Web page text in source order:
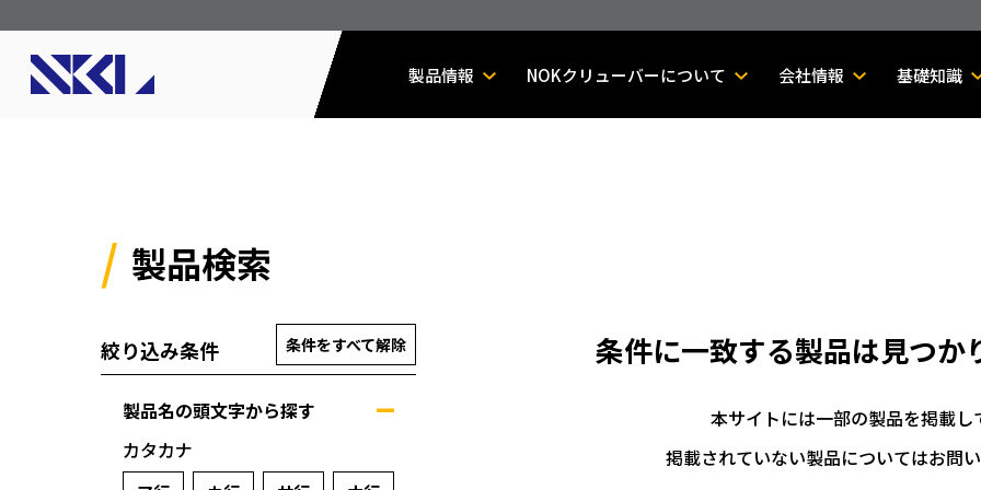
製品情報 NOKクリューバーについて 会社情報 基礎知識
製品検索
絞り込み条件 条件をすべて解除
製品名の頭文字から探す
カタカナ
条件に一致する製品は見つか
本サイトには一部の製品を掲載し
掲載されていない製品についてはお問